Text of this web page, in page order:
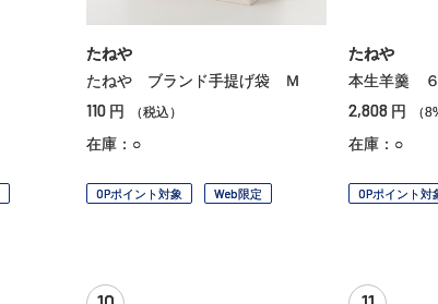
たねや
たねや ブランド手提げ袋 Ｍ
110 円 （税込）
在庫：○
OPポイント対象 Web限定
たねや
本生羊羹 ６
2,808 円 （
在庫：○
OPポイント対